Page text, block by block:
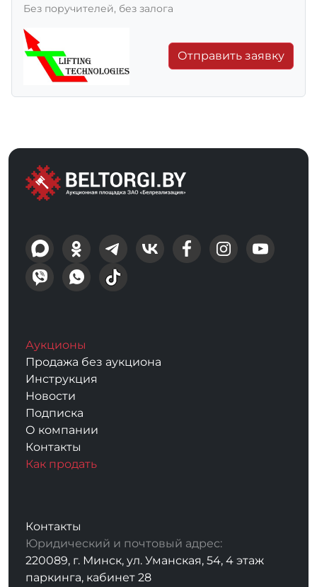
Без поручителей, без залога
Отправить заявку
Аукционы
Продажа без аукциона
Инструкция
Новости
Подписка
О компании
Контакты
Как продать
Контакты
Юридический и почтовый адрес:
220089, г. Минск, ул. Уманская, 54, 4 этаж
паркинга, кабинет 28